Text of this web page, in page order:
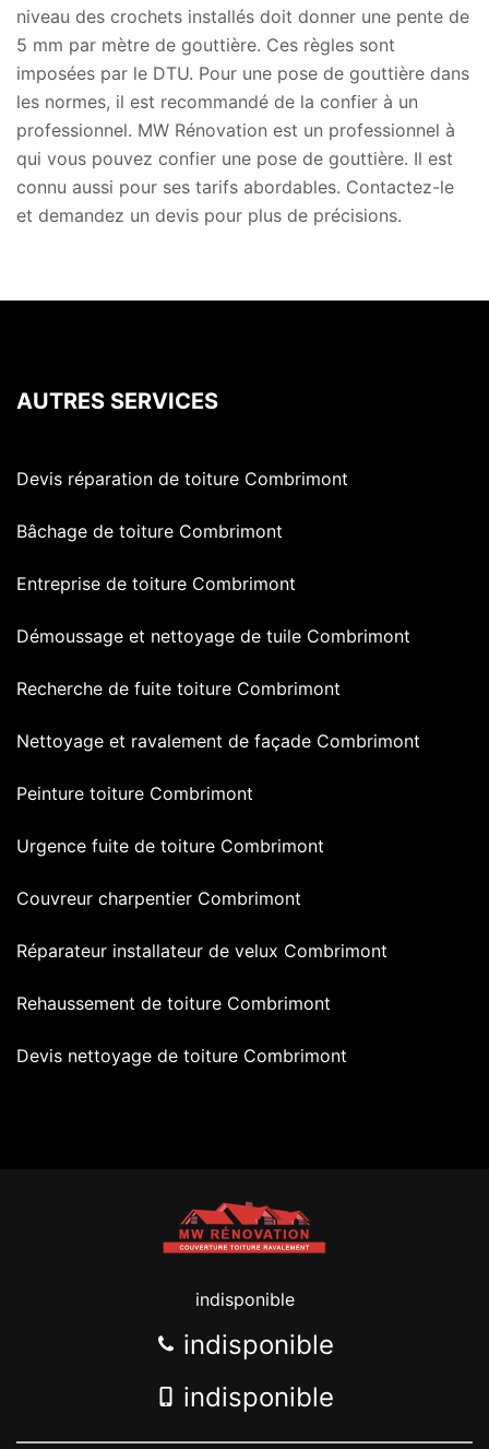
niveau des crochets installés doit donner une pente de
5 mm par mètre de gouttière. Ces règles sont
imposées par le DTU. Pour une pose de gouttière dans
les normes, il est recommandé de la confier à un
professionnel. MW Rénovation est un professionnel à
qui vous pouvez confier une pose de gouttière. Il est
connu aussi pour ses tarifs abordables. Contactez-le
et demandez un devis pour plus de précisions.
AUTRES SERVICES
Devis réparation de toiture Combrimont
Bâchage de toiture Combrimont
Entreprise de toiture Combrimont
Démoussage et nettoyage de tuile Combrimont
Recherche de fuite toiture Combrimont
Nettoyage et ravalement de façade Combrimont
Peinture toiture Combrimont
Urgence fuite de toiture Combrimont
Couvreur charpentier Combrimont
Réparateur installateur de velux Combrimont
Rehaussement de toiture Combrimont
Devis nettoyage de toiture Combrimont
indisponible
indisponible
indisponible